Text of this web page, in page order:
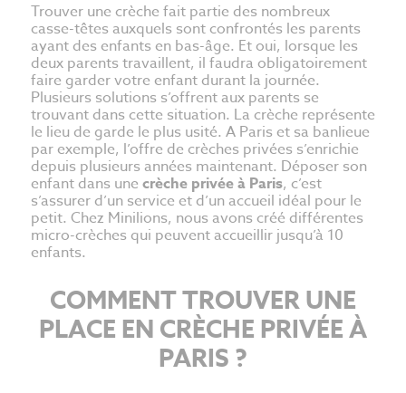
Trouver une crèche fait partie des nombreux
casse-têtes auxquels sont confrontés les parents
ayant des enfants en bas-âge. Et oui, lorsque les
deux parents travaillent, il faudra obligatoirement
faire garder votre enfant durant la journée.
Plusieurs solutions s’offrent aux parents se
trouvant dans cette situation. La crèche représente
le lieu de garde le plus usité. A Paris et sa banlieue
par exemple, l’offre de crèches privées s’enrichie
depuis plusieurs années maintenant. Déposer son
enfant dans une crèche privée à Paris, c’est
s’assurer d’un service et d’un accueil idéal pour le
petit. Chez Minilions, nous avons créé différentes
micro-crèches qui peuvent accueillir jusqu’à 10
enfants.
COMMENT TROUVER UNE
PLACE EN CRÈCHE PRIVÉE À
PARIS ?